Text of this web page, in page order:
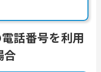
話番号を利用
合